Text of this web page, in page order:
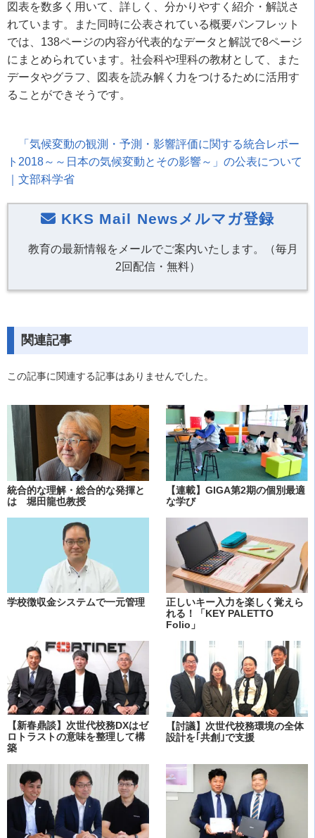
図表を数多く用いて、詳しく、分かりやすく紹介・解説さ
れています。また同時に公表されている概要パンフレット
では、 138ページの内容が代表的なデータと解説で8ページ
にまとめられています。社会科や理科の教材として、また
データやグラフ、図表を読み解く力をつけるために活用す
ることができそうです。
「気候変動の観測・予測・影響評価に関する統合レポー
ト 2018～～日本の気候変動とその影響～」の公表について
｜文部科学省
KKS Mail Newsメルマガ登録
教育の最新情報をメールでご案内いたします。（毎月
2回配信・無料）
関連記事
この記事に関連する記事はありませんでした。
統合的な理解・総合的な発揮と
は 堀田龍也教授
【連載】GIGA第2期の個別最適
な学び
学校徴収金システムで一元管理
正しいキー入力を楽しく覚えら
れる！「KEY PALETTO
Folio」
【新春鼎談】次世代校務DXはゼ
ロトラストの意味を整理して構
築
【討議】次世代校務環境の全体
設計を｢共創｣で支援